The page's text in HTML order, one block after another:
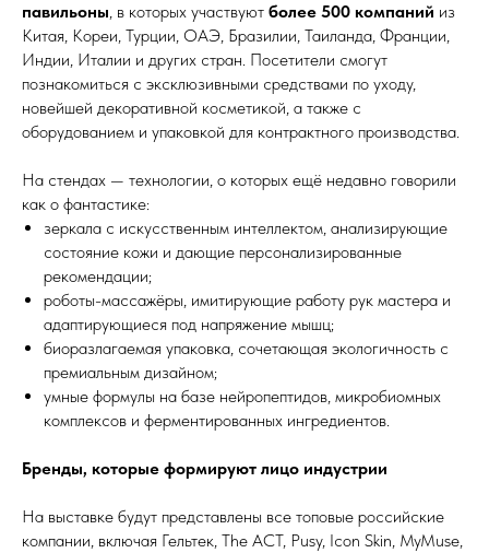
павильоны, в которых участвуют более 500 компаний из
Китая, Кореи, Турции, ОАЭ, Бразилии, Таиланда, Франции,
Индии, Италии и других стран. Посетители смогут
познакомиться с эксклюзивными средствами по уходу,
новейшей декоративной косметикой, а также с
оборудованием и упаковкой для контрактного производства.
На стендах — технологии, о которых ещё недавно говорили
как о фантастике:
зеркала с искусственным интеллектом, анализирующие
состояние кожи и дающие персонализированные
рекомендации;
роботы-массажёры, имитирующие работу рук мастера и
адаптирующиеся под напряжение мышц;
биоразлагаемая упаковка, сочетающая экологичность с
премиальным дизайном;
умные формулы на базе нейропептидов, микробиомных
комплексов и ферментированных ингредиентов.
Бренды, которые формируют лицо индустрии
На выставке будут представлены все топовые российские
компании, включая Гельтек, The ACT, Pusy, Icon Skin, MyMuse,